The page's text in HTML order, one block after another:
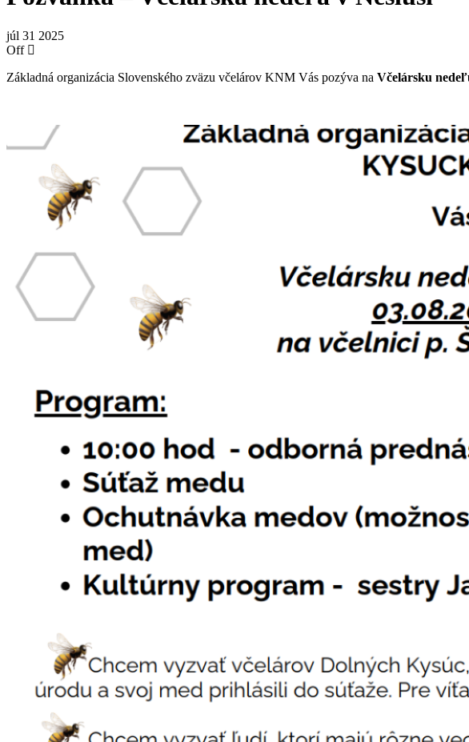
júl 31 2025
Off
Základná organizácia Slovenského zväzu včelárov KNM Vás pozýva na Včelársku